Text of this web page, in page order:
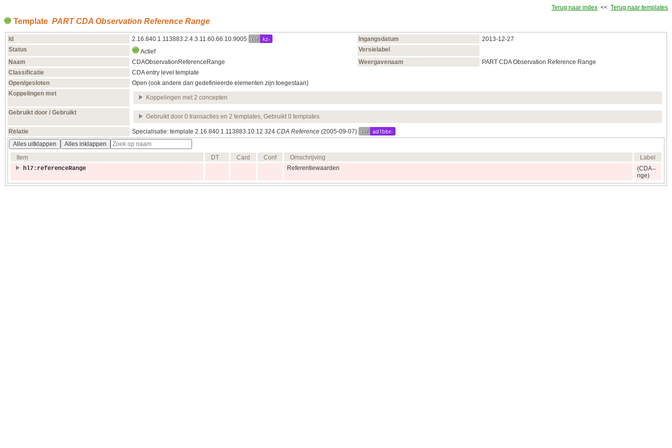
Terug naar index << Terug naar templates
Template PART CDA Observation Reference Range
Id 2.16.840.1.113883.2.4.3.11.60.66.10.9005 ref kz- Ingangsdatum
2013‑12‑27
Status
Actief
Versielabel
Naam
CDAObservationReferenceRange Weergavenaam
PART CDA Observation Reference Range
Classificatie
CDA entry level template
Open/gesloten
Open (ook andere dan gedefinieerde elementen zijn toegestaan)
Koppelingen met
Koppelingen met 2 concepten
Gebruikt door / Gebruikt
Gebruikt door 0 transacties en 2 templates, Gebruikt 0 templates
Relatie Specialisatie: template 2.16.840.1.113883.10.12.324 CDA Reference (2005‑09‑07) ref ad1bbr-
Alles uitklappen
Alles inklappen
Item
DT Card Conf Omschrijving
Label
hl7:referenceRange
Referentiewaarden
(CDA
nge)